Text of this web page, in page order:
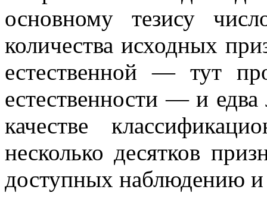
основному тезису
количества исходных
естественной — тут
естественности — и едва
качестве
несколько десятков
доступных наблюдению